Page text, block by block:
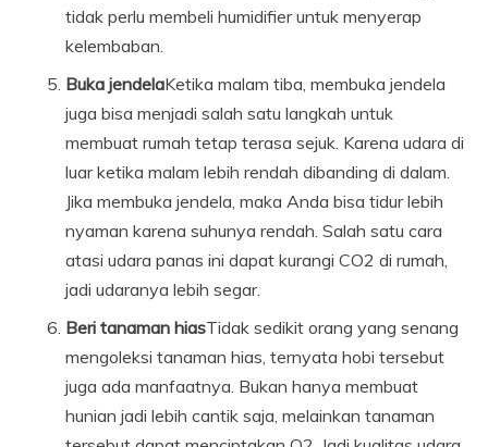
tidak perlu membeli humidifier untuk menyerap
kelembaban.
Buka jendelaKetika malam tiba, membuka jendela
juga bisa menjadi salah satu langkah untuk
membuat rumah tetap terasa sejuk. Karena udara di
luar ketika malam lebih rendah dibanding di dalam.
Jika membuka jendela, maka Anda bisa tidur lebih
nyaman karena suhunya rendah. Salah satu cara
atasi udara panas ini dapat kurangi CO2 di rumah,
jadi udaranya lebih segar.
Beri tanaman hiasTidak sedikit orang yang senang
mengoleksi tanaman hias, ternyata hobi tersebut
juga ada manfaatnya. Bukan hanya membuat
hunian jadi lebih cantik saja, melainkan tanaman